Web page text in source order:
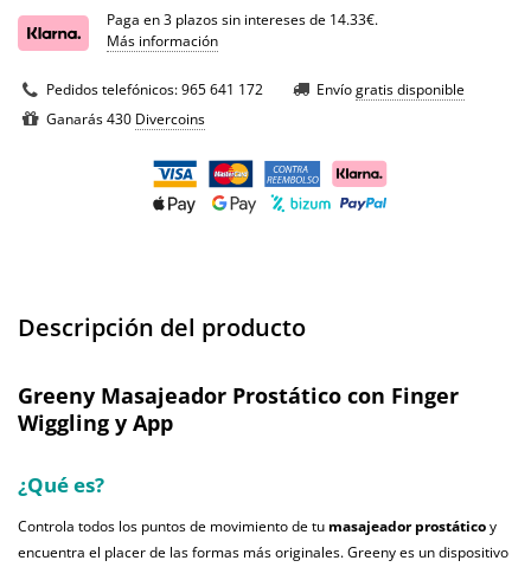
Paga en 3 plazos sin intereses de 14.33€.
Más información
Pedidos telefónicos:965 641 172 Envíogratis disponible
Ganarás 430 Divercoins
Descripción del producto
Greeny Masajeador Prostático con Finger
Wiggling y App
¿Qué es?
Controla todos los puntos de movimiento de tu masajeador prostáticoy
encuentra el placer de las formas más originales. Greeny es un dispositivo